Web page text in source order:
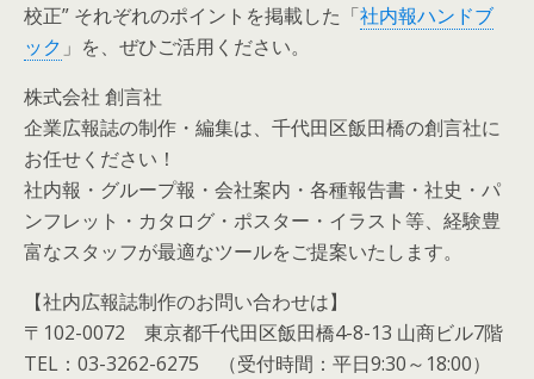
校正” それぞれのポイントを掲載した「社内報ハンドブ
ック 」を、ぜひご活用ください。
株式会社 創言社
企業広報誌の制作・編集は、千代田区飯田橋の創言社に
お任せください！
社内報・グループ報・会社案内・各種報告書・社史・パ
ンフレット・カタログ・ポスター・イラスト等、経験豊
富なスタッフが最適なツールをご提案いたします。
【社内広報誌制作のお問い合わせは】
〒102-0072 東京都千代田区飯田橋4-8-13 山商ビル7階
TEL：03-3262-6275 （受付時間：平日9:30～18:00）